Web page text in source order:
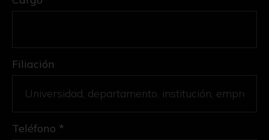
Filiación
Teléfono *